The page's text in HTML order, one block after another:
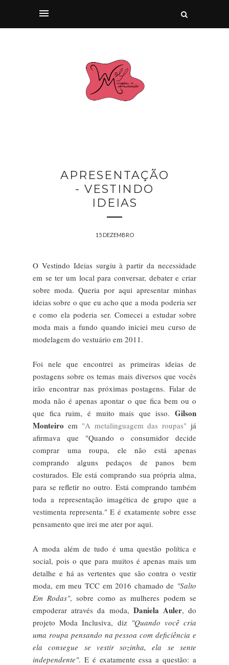
APRESENTAÇÃO
- VESTINDO
IDEIAS
15 DEZEMBRO
O Vestindo Ideias surgiu à partir da necessidade
em se ter um local para conversar, debater e criar
sobre moda. Queria por aqui apresentar minhas
ideias sobre o que eu acho que a moda poderia ser
e como ela poderia ser. Comecei a estudar sobre
moda mais a fundo quando iniciei meu curso de
modelagem do vestuário em 2011.
Foi nele que encontrei as primeiras ideias de
postagens sobre os temas mais diversos que vocês
irão encontrar nas próximas postagens. Falar de
moda não é apenas apontar o que fica bem ou o
que fica ruim, é muito mais que isso. Gilson
Monteiro em "A metalinguagem das roupas" já
afirmava que "Quando o consumidor decide
comprar uma roupa, ele não está apenas
comprando alguns pedaços de panos bem
costurados. Ele está comprando sua própria alma,
para se refletir no outro. Está comprando também
toda a representação imagética de grupo que a
vestimenta representa." E é exatamente sobre esse
pensamento que irei me ater por aqui.
A moda além de tudo é uma questão política e
social, pois o que para muitos é apenas mais um
detalhe e há as vertentes que são contra o vestir
moda, em meu TCC em 2016 chamado de "Salto
Em Rodas", sobre como as mulheres podem se
empoderar através da moda, Daniela Auler, do
projeto Moda Inclusiva, diz"Quando você cria
uma roupa pensando na pessoa com deficiência e
ela consegue se vestir sozinha, ela se sente
independente". E é exatamente essa a questão: a